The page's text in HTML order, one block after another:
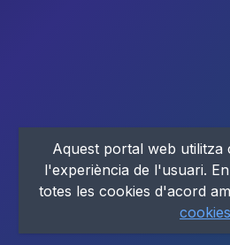
Aquest portal web
l'experiència de l'usuari.
totes les cookies d'acord
cookies